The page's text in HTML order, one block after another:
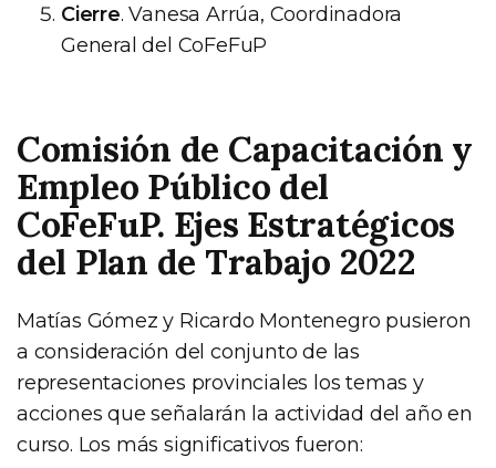
Cierre. Vanesa Arrúa, Coordinadora
General del CoFeFuP
Comisión de Capacitación y
Empleo Público del
CoFeFuP. Ejes Estratégicos
del Plan de Trabajo 2022
Matías Gómez y Ricardo Montenegro pusieron
a consideración del conjunto de las
representaciones provinciales los temas y
acciones que señalarán la actividad del año en
curso. Los más significativos fueron: